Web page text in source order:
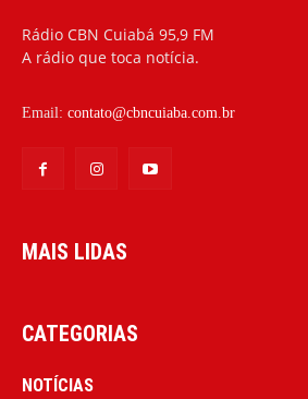
Rádio CBN Cuiabá 95,9 FM
A rádio que toca notícia.
Email: contato@cbncuiaba.com.br
MAIS LIDAS
CATEGORIAS
NOTÍCIAS